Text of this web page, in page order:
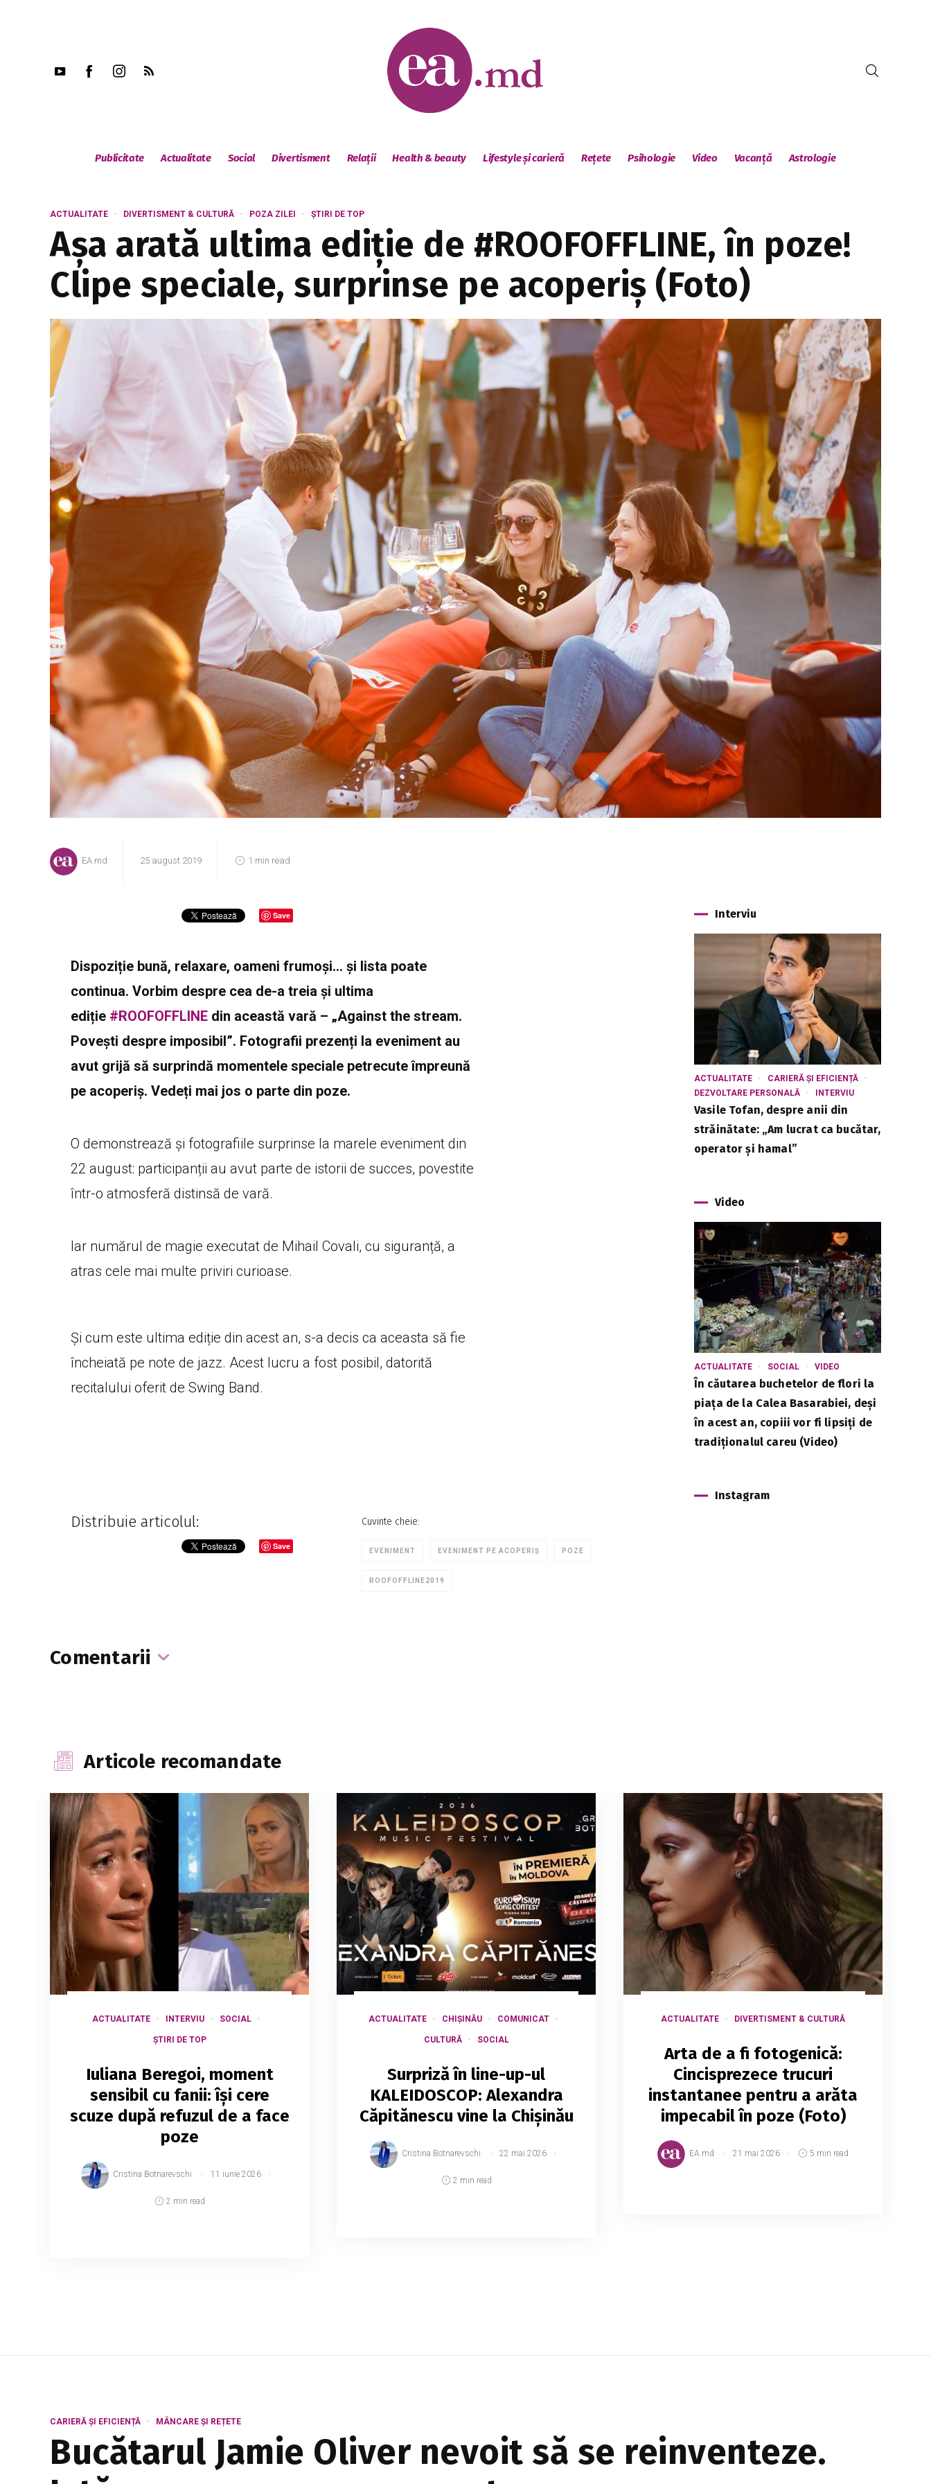
Publicitate Actualitate Social Divertisment Relații Health & beauty Lifestyle și carieră Rețete Psihologie Video Vacanță Astrologie
ACTUALITATE DIVERTISMENT & CULTURĂ POZA ZILEI ȘTIRI DE TOP
Așa arată ultima ediție de #ROOFOFFLINE, în poze!
Clipe speciale, surprinse pe acoperiș (Foto)
EA.md 25 august 2019 1 min read
Save
Dispoziție bună, relaxare, oameni frumoși… și lista poate
continua. Vorbim despre cea de-a treia și ultima
ediție #ROOFOFFLINE din această vară – „Against the stream.
Povești despre imposibil”. Fotografii prezenți la eveniment au
avut grijă să surprindă momentele speciale petrecute împreună
pe acoperiș. Vedeți mai jos o parte din poze.
O demonstrează și fotografiile surprinse la marele eveniment din
22 august: participanții au avut parte de istorii de succes, povestite
într-o atmosferă distinsă de vară.
Iar numărul de magie executat de Mihail Covali, cu siguranță, a
atras cele mai multe priviri curioase.
Și cum este ultima ediție din acest an, s-a decis ca aceasta să fie
încheiată pe note de jazz. Acest lucru a fost posibil, datorită
recitalului oferit de Swing Band.
Distribuie articolul:
Save
Cuvinte cheie:
EVENIMENT EVENIMENT PE ACOPERIȘ POZE
ROOFOFFLINE2019
Comentarii
Interviu
ACTUALITATE
CARIERĂ ȘI EFICIENȚĂ
DEZVOLTARE PERSONALĂ
INTERVIU
Vasile Tofan, despre anii din
străinătate: „Am lucrat ca bucătar,
operator și hamal”
Video
ACTUALITATE SOCIAL VIDEO
În căutarea buchetelor de flori la
piața de la Calea Basarabiei, deși
în acest an, copiii vor fi lipsiți de
tradiționalul careu (Video)
Instagram
Articole recomandate
ACTUALITATE INTERVIU SOCIAL
ȘTIRI DE TOP
Iuliana Beregoi, moment
sensibil cu fanii: își cere
scuze după refuzul de a face
poze
Cristina Botnarevschi 11 iunie 2026
2 min read
ACTUALITATE CHIȘINĂU COMUNICAT
CULTURĂ SOCIAL
Surpriză în line-up-ul
KALEIDOSCOP: Alexandra
Căpitănescu vine la Chișinău
Cristina Botnarevschi 22 mai 2026
2 min read
ACTUALITATE DIVERTISMENT & CULTURĂ
Arta de a fi fotogenică:
Cincisprezece trucuri
instantanee pentru a arăta
impecabil în poze (Foto)
EA.md 21 mai 2026 5 min read
CARIERĂ ȘI EFICIENȚĂ MÂNCARE ȘI REȚETE
Bucătarul Jamie Oliver nevoit să se reinventeze.